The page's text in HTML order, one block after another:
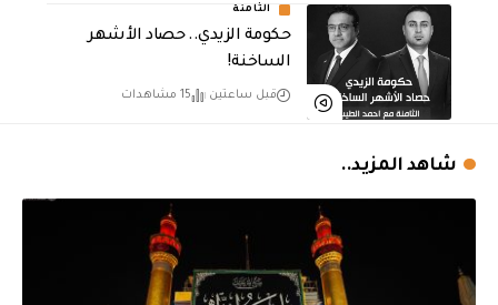
الثامنة
حكومة الزيدي.. حصاد الأشهر
الساخنة!
قبل ساعتين 15 مشاهدات
شاهد المزيد..